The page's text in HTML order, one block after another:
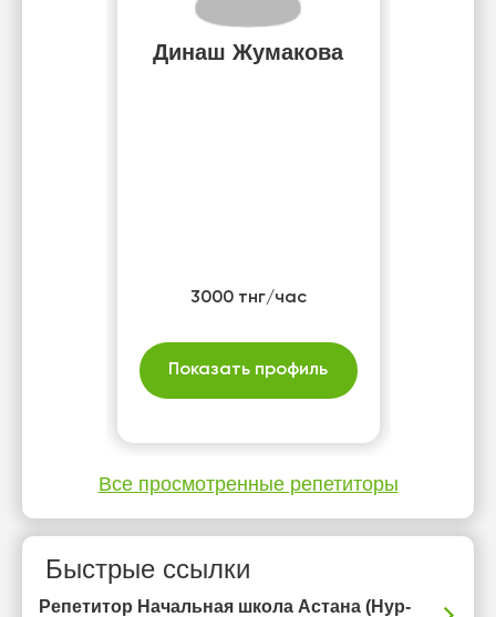
Динаш Жумакова
3000 тнг/час
Показать профиль
Все просмотренные репетиторы
Быстрые ссылки
Репетитор Начальная школа Астана (Нур-